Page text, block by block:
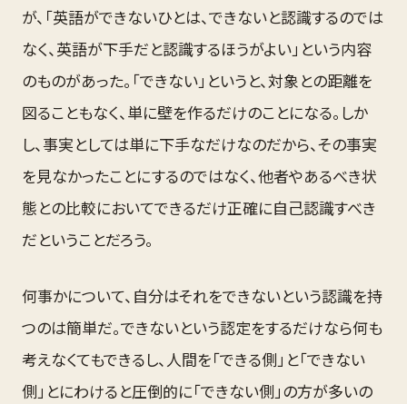
が、「英語ができないひとは、できないと認識するのでは
なく、英語が下手だと認識するほうがよい」という内容
のものがあった。「できない」というと、対象との距離を
図ることもなく、単に壁を作るだけのことになる。しか
し、事実としては単に下手なだけなのだから、その事実
を見なかったことにするのではなく、他者やあるべき状
態との比較においてできるだけ正確に自己認識すべき
だということだろう。
何事かについて、自分はそれをできないという認識を持
つのは簡単だ。できないという認定をするだけなら何も
考えなくてもできるし、人間を「できる側」と「できない
側」とにわけると圧倒的に「できない側」の方が多いの